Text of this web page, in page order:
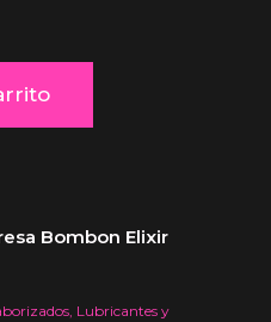
Bombon Elixir
, Lubricantes y